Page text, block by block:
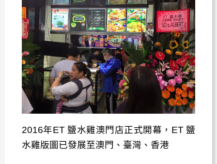
2016年ET 鹽水雞澳門店正式開幕，ET 鹽
水雞版圖已發展至澳門、臺灣、香港